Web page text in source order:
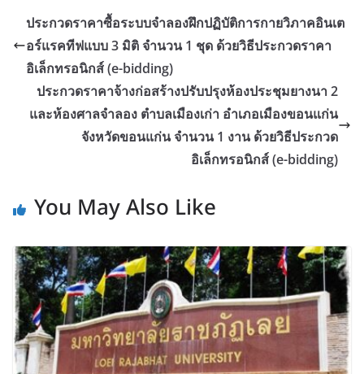
ประกวดราคาซื้อระบบจำลองฝึกปฏิบัติการกายวิภาคอินเต
อร์แรคทีฟแบบ 3 มิติ จำนวน 1 ชุด ด้วยวิธีประกวดราคา
อิเล็กทรอนิกส์ (e-bidding)
ประกวดราคาจ้างก่อสร้างปรับปรุงห้องประชุมยางนา 2
และห้องศาลจำลอง ตำบลเมืองเก่า อำเภอเมืองขอนแก่น
จังหวัดขอนแก่น จำนวน 1 งาน ด้วยวิธีประกวด
อิเล็กทรอนิกส์ (e-bidding)
You May Also Like